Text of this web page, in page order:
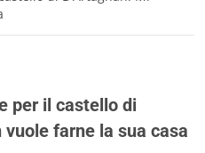
per il castello di
vuole farne la sua casa